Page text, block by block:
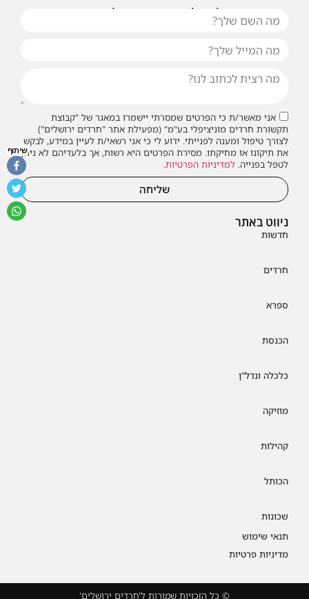
ניווט באתר
חדשות
חרדים
ספרא
הכנסת
כלכלה ונדל"ן
מוזיקה
קהילות
הכותל
שכונות
תנאי שימוש
מדיניות פרטיות
או שילחו אלינו פנייה ונחזור אליכם בהקדם
אני מאשר/ת כי הפרטים שמסרתי יישמרו במאגר של "קבוצת
תקשורת חרדים מוניציפלי בע"מ" (מפעילת אתר "חרדים ירושלים")
לצורך טיפול ומענה לפנייתי. ידוע לי כי אני רשאי/ת לעיין במידע, לבקש
את תיקונו או מחיקתו. מסירת הפרטים היא רשות, אך בלעדיהם לא ניתן
לטפל בפנייה. למדיניות הפרטיות.
שליחה
© כל הזכויות שמורות ל'חרדים ירושלים'
שיתוף